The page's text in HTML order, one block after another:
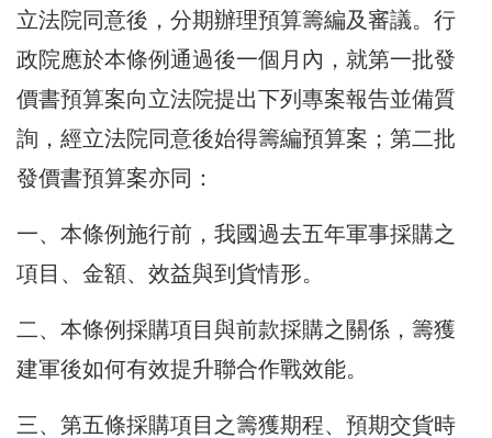
立法院同意後，分期辦理預算籌編及審議。行
政院應於本條例通過後一個月內，就第一批發
價書預算案向立法院提出下列專案報告並備質
詢，經立法院同意後始得籌編預算案；第二批
發價書預算案亦同：
一、本條例施行前，我國過去五年軍事採購之
項目、金額、效益與到貨情形。
二、本條例採購項目與前款採購之關係，籌獲
建軍後如何有效提升聯合作戰效能。
三、第五條採購項目之籌獲期程、預期交貨時